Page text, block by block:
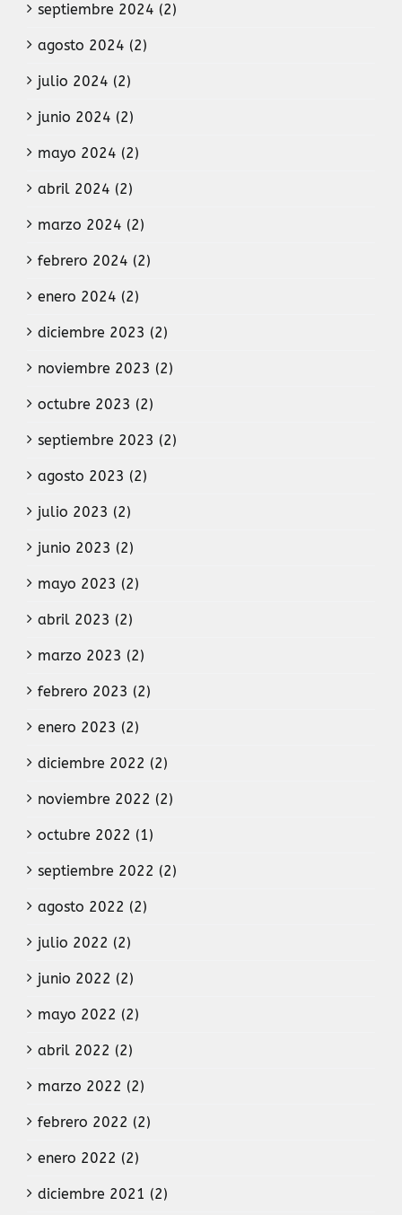
septiembre 2024 (2)
agosto 2024 (2)
julio 2024 (2)
junio 2024 (2)
mayo 2024 (2)
abril 2024 (2)
marzo 2024 (2)
febrero 2024 (2)
enero 2024 (2)
diciembre 2023 (2)
noviembre 2023 (2)
octubre 2023 (2)
septiembre 2023 (2)
agosto 2023 (2)
julio 2023 (2)
junio 2023 (2)
mayo 2023 (2)
abril 2023 (2)
marzo 2023 (2)
febrero 2023 (2)
enero 2023 (2)
diciembre 2022 (2)
noviembre 2022 (2)
octubre 2022 (1)
septiembre 2022 (2)
agosto 2022 (2)
julio 2022 (2)
junio 2022 (2)
mayo 2022 (2)
abril 2022 (2)
marzo 2022 (2)
febrero 2022 (2)
enero 2022 (2)
diciembre 2021 (2)